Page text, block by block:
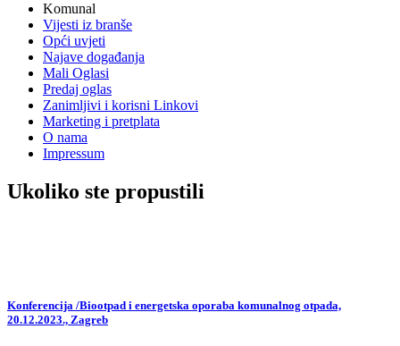
Komunal
Vijesti iz branše
Opći uvjeti
Najave događanja
Mali Oglasi
Predaj oglas
Zanimljivi i korisni Linkovi
Marketing i pretplata
O nama
Impressum
Ukoliko ste propustili
Konferencija /Biootpad i energetska oporaba komunalnog otpada,
20.12.2023., Zagreb